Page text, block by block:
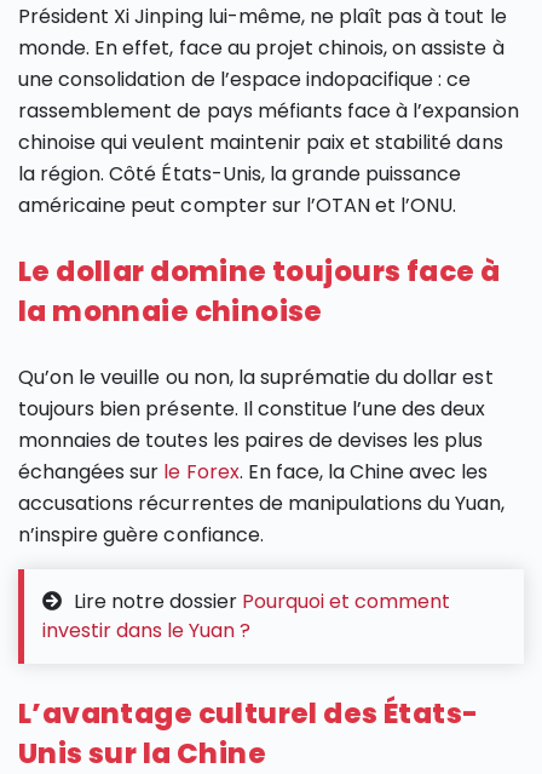
Président Xi Jinping lui-même, ne plaît pas à tout le
monde. En effet, face au projet chinois, on assiste à
une consolidation de l’espace indopacifique : ce
rassemblement de pays méfiants face à l’expansion
chinoise qui veulent maintenir paix et stabilité dans
la région. Côté États-Unis, la grande puissance
américaine peut compter sur l’OTAN et l’ONU.
Le dollar domine toujours face à
la monnaie chinoise
Qu’on le veuille ou non, la suprématie du dollar est
toujours bien présente. Il constitue l’une des deux
monnaies de toutes les paires de devises les plus
échangées sur le Forex. En face, la Chine avec les
accusations récurrentes de manipulations du Yuan,
n’inspire guère confiance.
Lire notre dossier Pourquoi et comment
investir dans le Yuan ?
L’avantage culturel des États-
Unis sur la Chine